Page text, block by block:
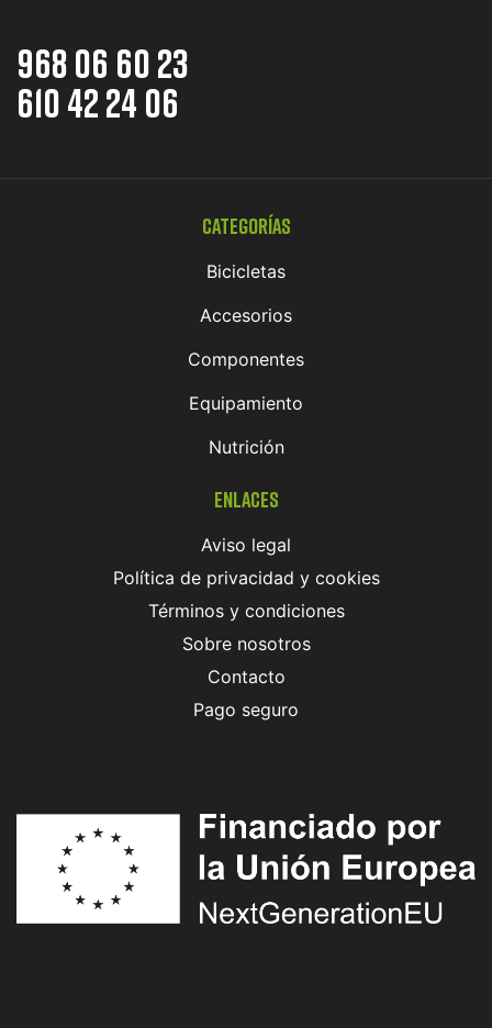
968 06 60 23
610 42 24 06
Categorías
Bicicletas
Accesorios
Componentes
Equipamiento
Nutrición
Enlaces
Aviso legal
Política de privacidad y cookies
Términos y condiciones
Sobre nosotros
Contacto
Pago seguro